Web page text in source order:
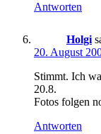
Antworten
Holgi
20. August
Stimmt. Ich
20.8.
Fotos folgen
Antworten